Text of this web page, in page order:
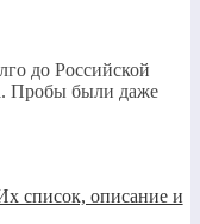
до Российской
Пробы были даже